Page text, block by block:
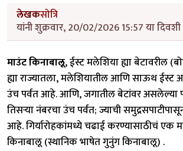
लेखकसोत्रि
यांनी शुक्रवार, 20/02/2026 15:57 या
माउंट किनाबालू, ईस्ट मलेशिया ह्या बेटावरील
ह्या राज्यातला, मलेशियातील आणि साऊथ ईस्ट
उंच पर्वत आहे. आणि, जगातील बेटांवर असलेल्या
तिसऱ्या नंबरचा उंच पर्वत; ज्याची
आहे. गिर्यारोहकांमध्ये चढाई करण्यासाठीचं एक
किनाबालू (स्थानिक भाषेत गुनुंग किनाबालू) .